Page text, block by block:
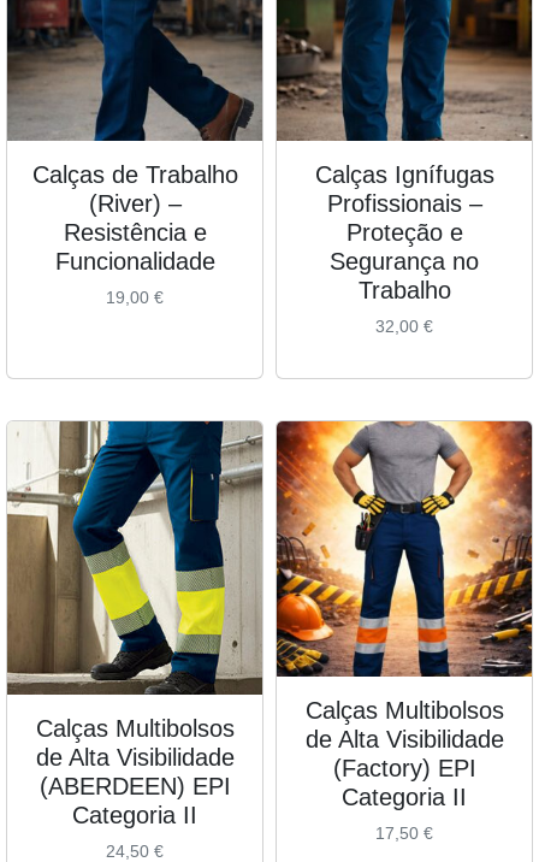
Calças de Trabalho
(River) –
Resistência e
Funcionalidade
19,00 €
Calças Ignífugas
Profissionais –
Proteção e
Segurança no
Trabalho
32,00 €
Calças Multibolsos
de Alta Visibilidade
(ABERDEEN) EPI
Categoria II
24,50 €
Calças Multibolsos
de Alta Visibilidade
(Factory) EPI
Categoria II
17,50 €